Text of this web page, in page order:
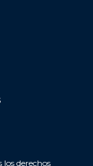
derechos